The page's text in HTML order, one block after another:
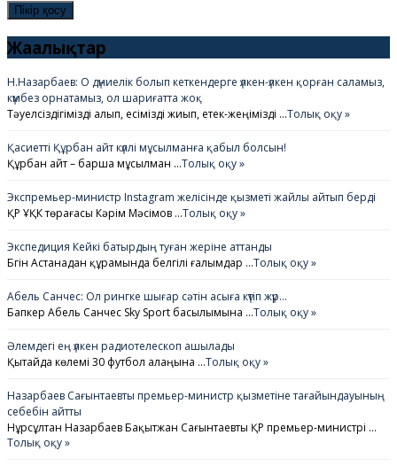
Жаңалықтар
Н.Назарбаев: О дүниелік болып кеткендерге үлкен-үлкен қорған саламыз,
күмбез орнатамыз, ол шариғатта жоқ
Тәуелсіздігімізді алып, есімізді жиып, етек-жеңімізді …Толық оқу »
Қасиетті Құрбан айт күллі мұсылманға қабыл болсын!
Құрбан айт – барша мұсылман …Толық оқу »
Экспремьер-министр Instagram желісінде қызметі жайлы айтып берді
ҚР ҰҚК төрағасы Кәрім Мәсімов …Толық оқу »
Экспедиция Кейкі батырдың туған жеріне аттанды
Бүгін Астанадан құрамында белгілі ғалымдар …Толық оқу »
Абель Санчес: Ол рингке шығар сәтін асыға күтіп жүр…
Бапкер Абель Санчес Sky Sport басылымына …Толық оқу »
Әлемдегі ең үлкен радиотелескоп ашылады
Қытайда көлемі 30 футбол алаңына …Толық оқу »
Назарбаев Сағынтаевты премьер-министр қызметіне тағайындауының
себебін айтты
Нұрсұлтан Назарбаев Бақытжан Сағынтаевты ҚР премьер-министрі …
Толық оқу »